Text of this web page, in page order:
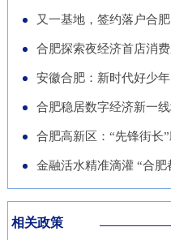
又一基地，签约落户合肥
合肥探索夜经济首店消
安徽合肥：新时代好少
合肥稳居数字经济新一
合肥高新区：“先锋街长
金融活水精准滴灌 “合
相关政策